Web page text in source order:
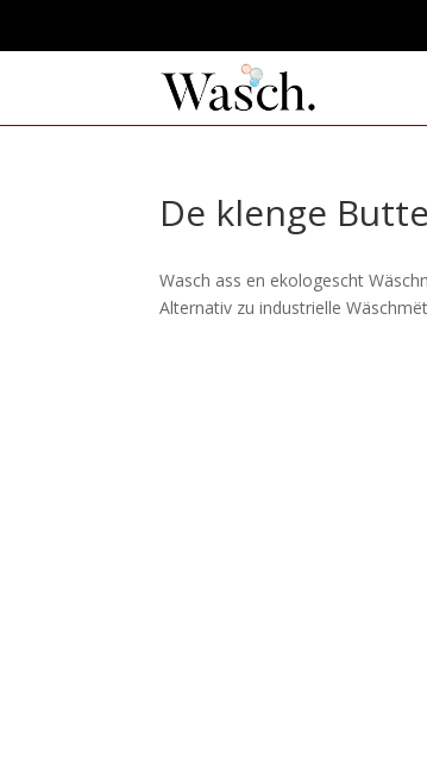
De klenge
Wasch ass en ekologescht
Alternativ zu industrielle